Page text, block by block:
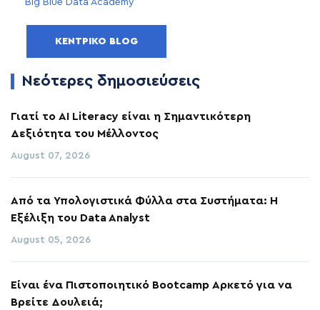
Big Blue Data Academy
ΚΕΝΤΡΙΚΌ BLOG
Νεότερες δημοσιεύσεις
Γιατί το AI Literacy είναι η Σημαντικότερη
Δεξιότητα του Μέλλοντος
August 07, 2026
Από τα Υπολογιστικά Φύλλα στα Συστήματα: Η
Εξέλιξη του Data Analyst
August 05, 2026
Είναι ένα Πιστοποιητικό Bootcamp Αρκετό για να
Βρείτε Δουλειά;